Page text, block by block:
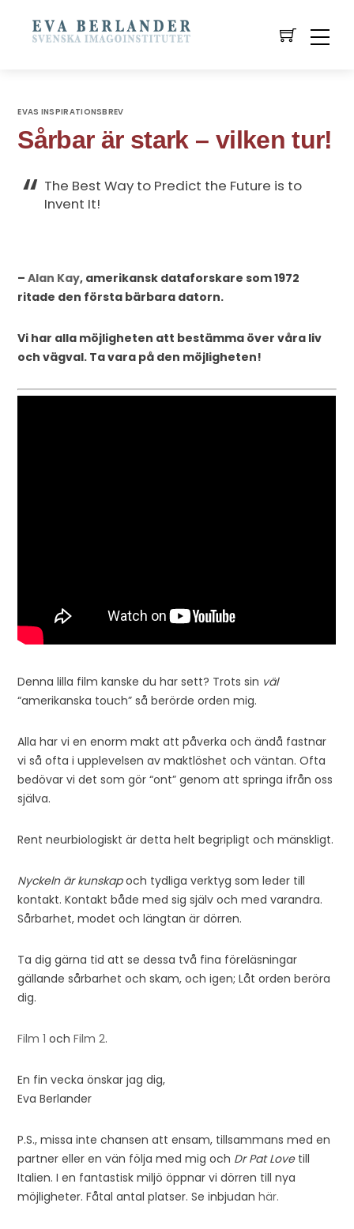
EVAS INSPIRATIONSBREV
Sårbar är stark – vilken tur!
The Best Way to Predict the Future is to
Invent It!
–Alan Kay, amerikansk dataforskare som 1972
ritade den första bärbara datorn.
Vi har alla möjligheten att bestämma över våra liv
och vägval. Ta vara på den möjligheten!
Denna lilla film kanske du har sett? Trots sin väl
“amerikanska touch” så berörde orden mig.
Alla har vi en enorm makt att påverka och ändå fastnar
vi så ofta i upplevelsen av maktlöshet och väntan. Ofta
bedövar vi det som gör “ont” genom att springa ifrån oss
själva.
Rent neurbiologiskt är detta helt begripligt och mänskligt.
Nyckeln är kunskapoch tydliga verktyg som leder till
kontakt. Kontakt både med sig själv och med varandra.
Sårbarhet, modet och längtan är dörren.
Ta dig gärna tid att se dessa två fina föreläsningar
gällande sårbarhet och skam, och igen; Låt orden beröra
dig.
Film 1 ochFilm 2.
En fin vecka önskar jag dig,
Eva Berlander
P.S., missa inte chansen att ensam, tillsammans med en
partner eller en vän följa med mig och Dr Pat Lovetill
Italien. I en fantastisk miljö öppnar vi dörren till nya
möjligheter. Fåtal antal platser. Se inbjudanhär.